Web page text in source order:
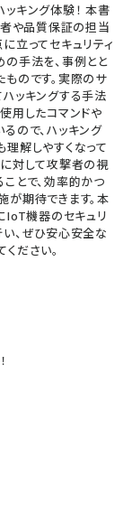
キング体験！ 本書
や品質保証の担当
立ってセキュリティ
手法を、事例とと
のです。実際のサ
ッキングする手法
用したコマンドや
ので、ハッキング
解しやすくなって
対して攻撃者の視
とで、効率的かつ
期待できます。本
IoT機器のセキュリ
、ぜひ安心安全な
ださい。